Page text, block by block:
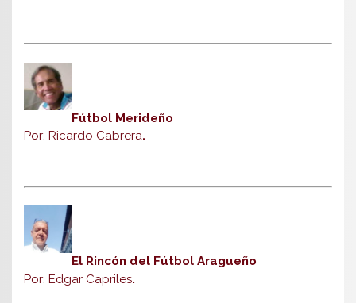
Fútbol Merideño
Por: Ricardo Cabrera.
El Rincón del Fútbol Aragueño
Por: Edgar Capriles.